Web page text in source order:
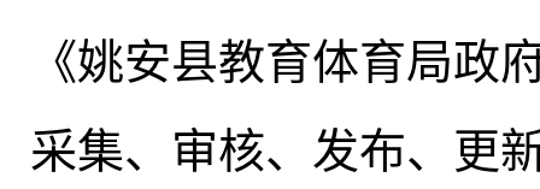
《姚安县教育体育局政
采集、审核、发布、更